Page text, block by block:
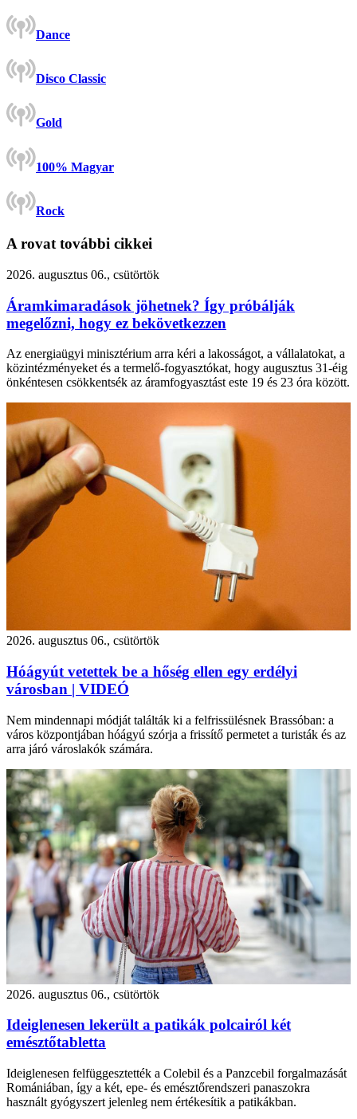
Dance
Disco Classic
Gold
100% Magyar
Rock
A rovat további cikkei
2026. augusztus 06., csütörtök
Áramkimaradások jöhetnek? Így próbálják
megelőzni, hogy ez bekövetkezzen
Az energiaügyi minisztérium arra kéri a lakosságot, a vállalatokat, a
közintézményeket és a termelő-fogyasztókat, hogy augusztus 31-éig
önkéntesen csökkentsék az áramfogyasztást este 19 és 23 óra között.
2026. augusztus 06., csütörtök
Hóágyút vetettek be a hőség ellen egy erdélyi
városban | VIDEÓ
Nem mindennapi módját találták ki a felfrissülésnek Brassóban: a
város központjában hóágyú szórja a frissítő permetet a turisták és az
arra járó városlakók számára.
2026. augusztus 06., csütörtök
Ideiglenesen lekerült a patikák polcairól két
emésztőtabletta
Ideiglenesen felfüggesztették a Colebil és a Panzcebil forgalmazását
Romániában, így a két, epe- és emésztőrendszeri panaszokra
használt gyógyszert jelenleg nem értékesítik a patikákban.